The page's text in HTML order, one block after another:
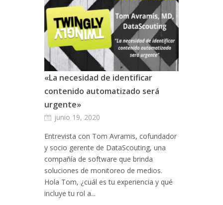
«La necesidad de identificar
contenido automatizado será
urgente»
junio 19, 2020
Entrevista con Tom Avramis, cofundador
y socio gerente de DataScouting, una
compañía de software que brinda
soluciones de monitoreo de medios.
Hola Tom, ¿cuál es tu experiencia y qué
incluye tu rol a...